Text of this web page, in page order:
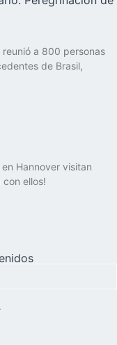
a 800 personas
de Brasil,
Hannover visitan
con ellos!